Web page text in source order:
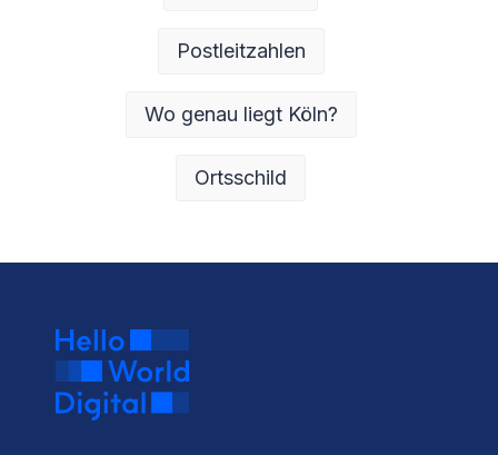
Postleitzahlen
Wo genau liegt Köln?
Ortsschild